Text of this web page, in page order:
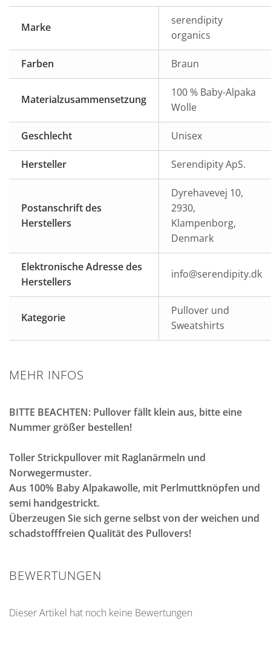
Marke
serendipity
organics
Farben Braun
Materialzusammensetzung
100 % Baby-Alpaka
Wolle
Geschlecht Unisex
Hersteller Serendipity ApS.
Postanschrift des
Herstellers
Dyrehavevej 10,
2930,
Klampenborg,
Denmark
Elektronische Adresse des
Herstellers
info@serendipity.dk
Kategorie
Pullover und
Sweatshirts
MEHR INFOS
BITTE BEACHTEN: Pullover fällt klein aus, bitte eine
Nummer größer bestellen!
Toller Strickpullover mit Raglanärmeln und
Norwegermuster.
Aus 100% Baby Alpakawolle, mit Perlmuttknöpfen und
semi handgestrickt.
Überzeugen Sie sich gerne selbst von der weichen und
schadstofffreien Qualität des Pullovers!
BEWERTUNGEN
Dieser Artikel hat noch keine Bewertungen